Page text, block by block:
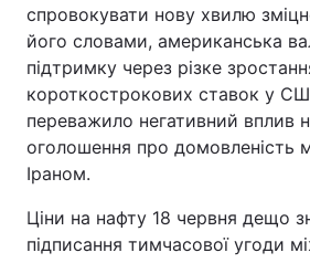
спровокувати нову хвилю
його словами, американська
підтримку через різке
короткострокових ставок у
переважило негативний вплив
оголошення про домовленість
Іраном.
Ціни на нафту 18 червня дещо
підписання тимчасової угоди